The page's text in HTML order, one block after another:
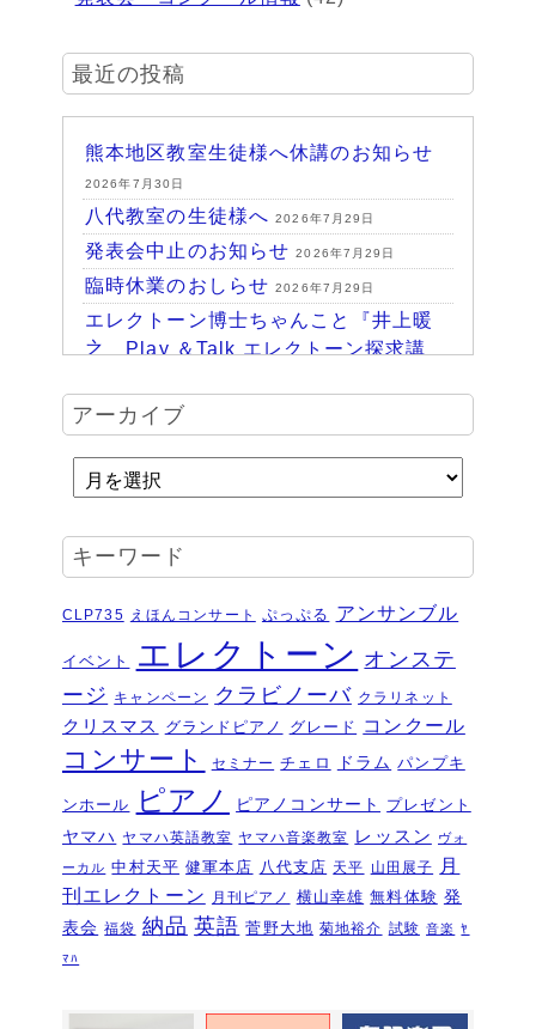
最近の投稿
熊本地区教室生徒様へ休講のお知らせ
2026年7月30日
八代教室の生徒様へ 2026年7月29日
発表会中止のお知らせ 2026年7月29日
臨時休業のおしらせ 2026年7月29日
エレクトーン博士ちゃんこと『井上暖
之 Play ＆Talk エレクトーン探求講
ハッピーパーク終了♪
よう！未来につながるワクワク体験
受賞結果 ヤマハエレクトーンフェス
ティバル ソロ
夏のおトクなキャンペーン・・・その
夏のおトクなキャンペーン・・・その
１
2026年6月11日
ピアノを購入するなら今！『ひと足早
いサマーセール』6/14～7/12
2026年6月7
ピアノ・アドヴェンチャー研究会発表
会を実施しました～🎵
新入会おめでとう！コンサートを実施
しました～～🎵 2026年5月2日
『ピアノ・アドヴェンチャー ベーシ
アーカイブ
キーワード
CLP735 えほんコンサート ぷっぷる アンサンブル
イベント エレクトーン オンステ
ージ
キャンペーン クラビノーバ クラリネット
クリスマス グランドピアノ グレード コンクール
コンサート セミナー チェロ ドラム パンプキ
ンホール ピアノ ピアノコンサート プレゼント
ヤマハ ヤマハ英語教室 ヤマハ音楽教室 レッスン ヴォ
ーカル 中村天平 健軍本店 八代支店 天平 山田展子
月
刊エレクトーン
月刊ピアノ 横山幸雄 無料体験 発
表会 福袋 納品 英語 菅野大地 菊地裕介 試験 音楽 ﾔ
ﾏﾊ